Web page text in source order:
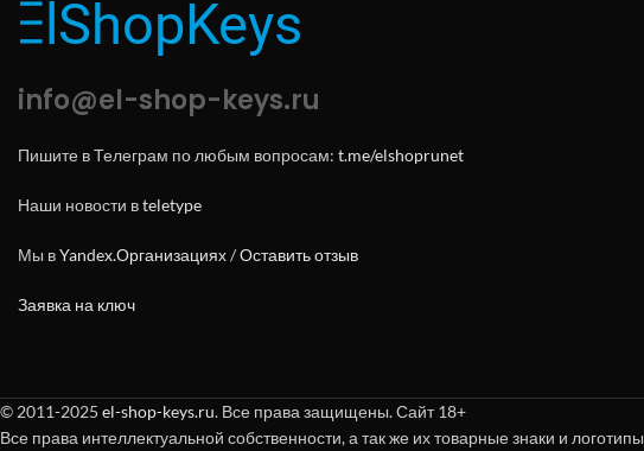
info@el-shop-keys.ru
Пишите в Телеграм по любым вопросам: t.me/elshoprunet
Наши новости вteletype
Мы вYandex.Организациях/Оставить отзыв
Заявка на ключ
© 2011-2025 el-shop-keys.ru. Все права защищены. Сайт 18+
Все права интеллектуальной собственности, а так же их товарные знаки и логотипы